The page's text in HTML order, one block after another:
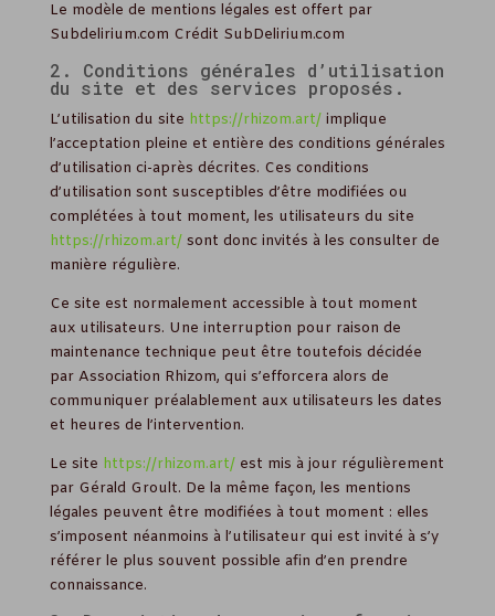
Le modèle de mentions légales est offert par
Subdelirium.com Crédit SubDelirium.com
2. Conditions générales d’utilisation
du site et des services proposés.
L’utilisation du site https://rhizom.art/implique
l’acceptation pleine et entière des conditions générales
d’utilisation ci-après décrites. Ces conditions
d’utilisation sont susceptibles d’être modifiées ou
complétées à tout moment, les utilisateurs du site
https://rhizom.art/sont donc invités à les consulter de
manière régulière.
Ce site est normalement accessible à tout moment
aux utilisateurs. Une interruption pour raison de
maintenance technique peut être toutefois décidée
par Association Rhizom, qui s’efforcera alors de
communiquer préalablement aux utilisateurs les dates
et heures de l’intervention.
Le site https://rhizom.art/est mis à jour régulièrement
par Gérald Groult. De la même façon, les mentions
légales peuvent être modifiées à tout moment : elles
s’imposent néanmoins à l’utilisateur qui est invité à s’y
référer le plus souvent possible afin d’en prendre
connaissance.